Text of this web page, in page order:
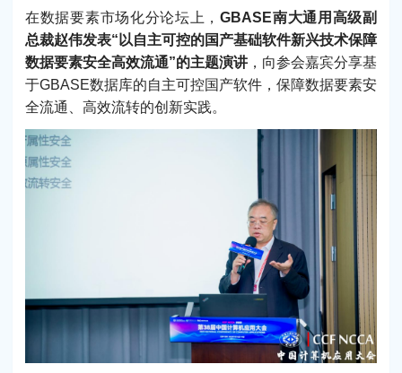
在数据要素市场化分论坛上，GBASE南大通用高级副
总裁赵伟发表“以自主可控的国产基础软件新兴技术保障
数据要素安全高效流通”的主题演讲 ，向参会嘉宾分享基
于GBASE数据库的自主可控国产软件，保障数据要素安
全流通、高效流转的创新实践。